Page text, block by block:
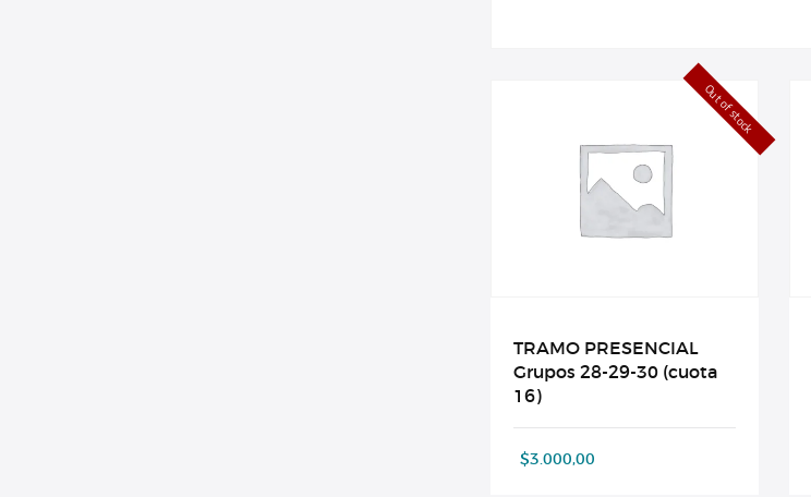
Out of stock
TRAMO PRESENCIAL
Grupos 28-29-30 (cuota
16)
$3.000,00